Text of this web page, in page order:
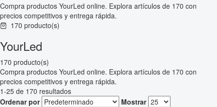
Compra productos YourLed online. Explora artículos de 170 con
precios competitivos y entrega rápida.
170 producto(s)
YourLed
170 producto(s)
Compra productos YourLed online. Explora artículos de 170 con
precios competitivos y entrega rápida.
1-25 de 170 resultados
Ordenar por
Mostrar